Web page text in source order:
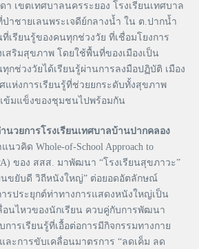
า เขตเทศบาลนครระยอง โรงเรียนเทศบาล
าชายเลนพระเจดีย์กลางน้ำ ใน ต.ปากน้ำ
ที่เรียนรู้ของคนทุกช่วงวัย ที่เชื่อมโยงการ
สริมสุขภาพ โดยใช้พื้นที่ของเมืองเป็น
กช่วงวัยได้เรียนรู้ผ่านการลงมือปฏิบัติ เมือง
แห่งการเรียนรู้ที่ช่วยยกระดับทั้งสุขภาพ
ข้มแข็งของชุมชนไปพร้อมกัน
นวยการโรงเรียนเทศบาลบ้านปากคลอง
นวคิด Whole-of-School Approach to
ของ สสส. มาพัฒนา “โรงเรียนสุขภาวะ”
นขยับดี วิถีหนังใหญ่” ต่อยอดอัตลักษณ์
รประยุกต์ท่าทางการแสดงหนังใหญ่เป็น
อนไหวของนักเรียน ควบคู่กับการพัฒนา
ารเรียนรู้ที่เอื้อต่อการมีกิจกรรมทางกาย
ละการขับเคลื่อนมาตรการ “ลดเค็ม ลด